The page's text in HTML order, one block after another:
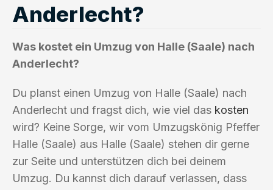
Anderlecht?
Was kostet ein Umzug von Halle (Saale) nach
Anderlecht?
Du planst einen Umzug von Halle (Saale) nach
Anderlecht und fragst dich, wie viel das kosten
wird? Keine Sorge, wir vom Umzugskönig Pfeffer
Halle (Saale) aus Halle (Saale) stehen dir gerne
zur Seite und unterstützen dich bei deinem
Umzug. Du kannst dich darauf verlassen, dass